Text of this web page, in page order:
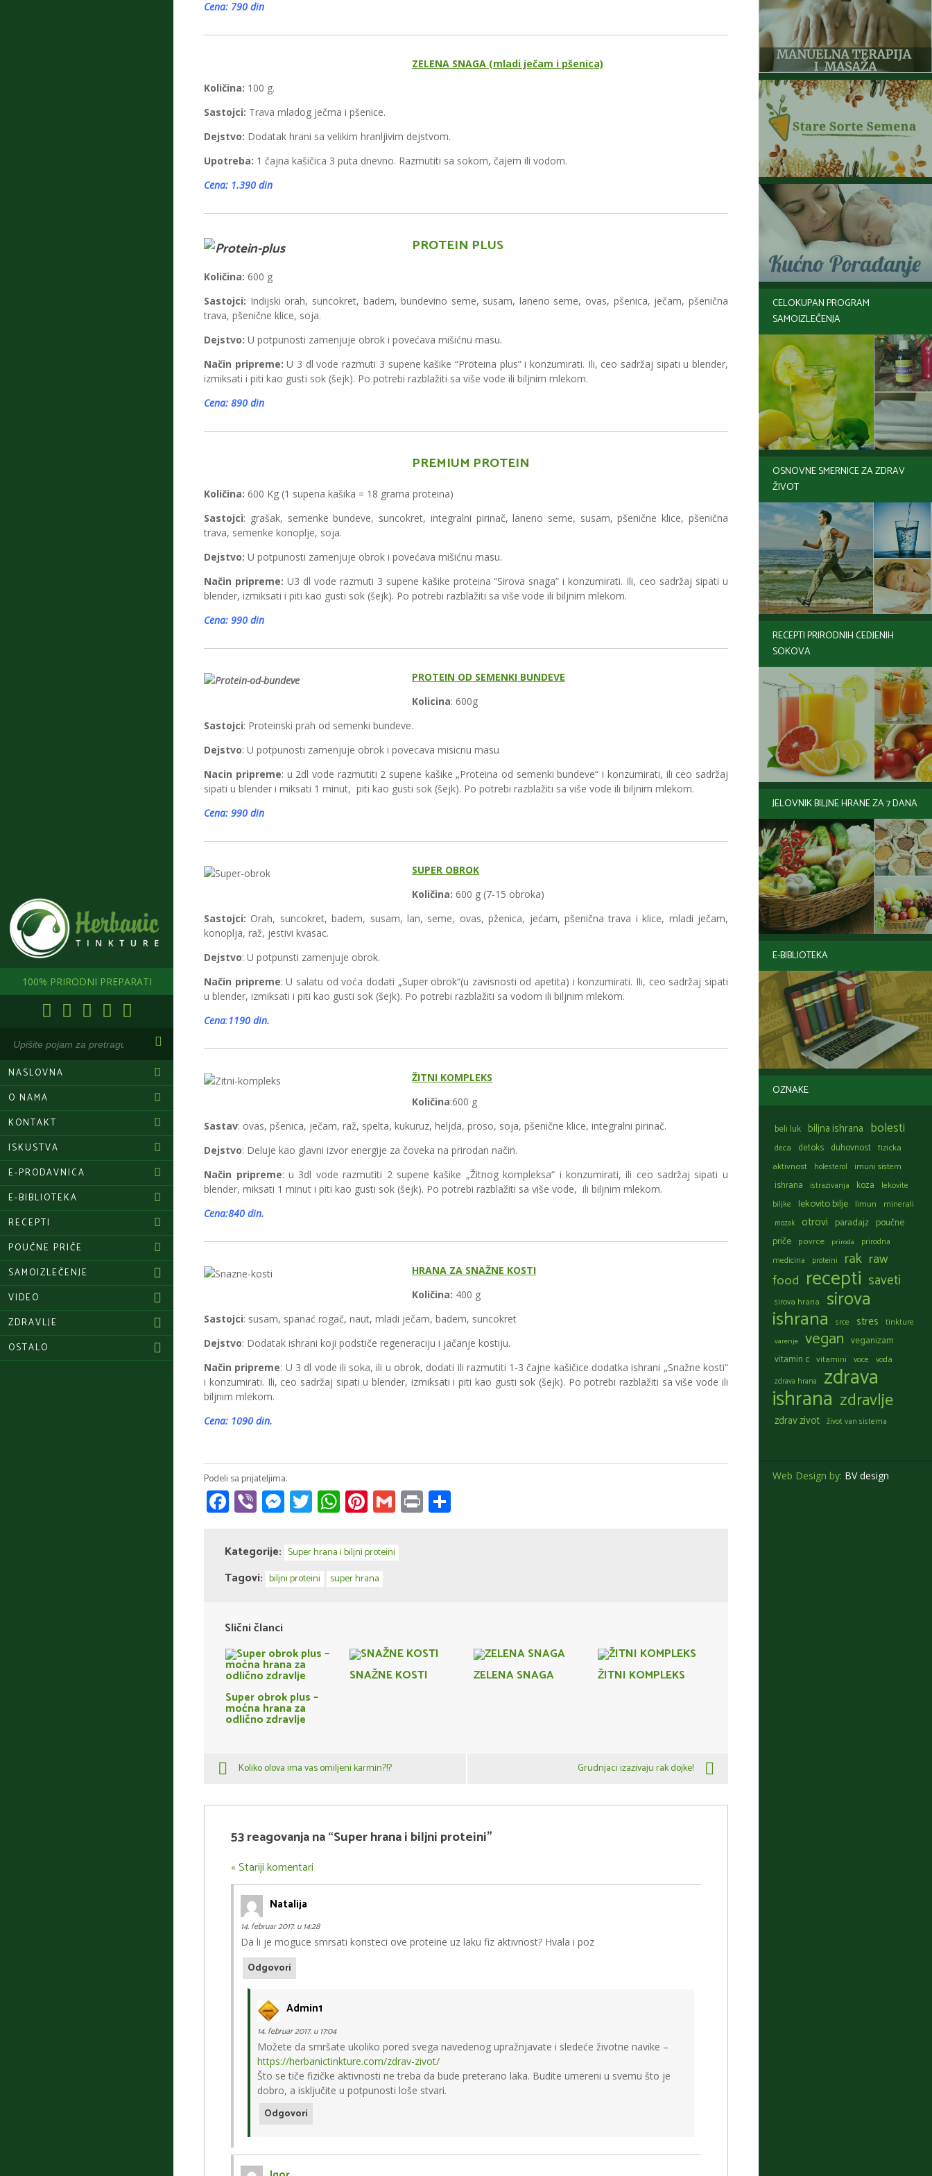
100% PRIRODNI PREPARATI
NASLOVNA
O NAMA
KONTAKT
ISKUSTVA
E-PRODAVNICA
E-BIBLIOTEKA
RECEPTI
POUČNE PRIČE
SAMOIZLEČENJE
VIDEO
ZDRAVLJE
OSTALO
CELOKUPAN PROGRAM
SAMOIZLEČENJA
OSNOVNE SMERNICE ZA ZDRAV
ŽIVOT
RECEPTI PRIRODNIH CEDJENIH
SOKOVA
JELOVNIK BILJNE HRANE ZA 7 DANA
E-BIBLIOTEKA
OZNAKE
beli luk biljna ishrana bolesti
deca detoks duhovnost fizicka
aktivnost holesterol imuni sistem
ishrana istrazivanja koza
lekovite
biljke
lekovito bilje limun minerali
mozak otrovi paradajz poučne
priče povrce priroda
prirodna
medicina
proteini rak raw
food recepti saveti
sirova hrana sirova
ishrana srce stres tinkture
varenje vegan veganizam
vitamin c vitamini voce voda
zdrava hrana zdrava
ishrana zdravlje
zdrav zivot život van sistema
Web Design by: BV design
Cena: 790 din
ZELENA SNAGA (mladi ječam i pšenica)
Količina: 100 g.
Sastojci: Trava mladog ječma i pšenice.
Dejstvo: Dodatak hrani sa velikim hranljivim dejstvom.
Upotreba: 1 čajna kašičica 3 puta dnevno. Razmutiti sa sokom, čajem ili vodom.
Cena: 1.390 din
PROTEIN PLUS
Količina: 600 g
Sastojci: Indijski orah, suncokret, badem, bundevino seme, susam, laneno seme, ovas, pšenica, ječam, pšenična
trava, pšenične klice, soja.
Dejstvo: U potpunosti zamenjuje obrok i povećava mišićnu masu.
Način pripreme: U 3 dl vode razmuti 3 supene kašike “Proteina plus” i konzumirati. Ili, ceo sadržaj sipati u blender,
izmiksati i piti kao gusti sok (šejk). Po potrebi razblažiti sa više vode ili biljnim mlekom.
Cena: 890 din
PREMIUM PROTEIN
Količina: 600 Kg (1 supena kašika = 18 grama proteina)
Sastojci: grašak, semenke bundeve, suncokret, integralni pirinač, laneno seme, susam, pšenične klice, pšenična
trava, semenke konoplje, soja.
Dejstvo: U potpunosti zamenjuje obrok i povećava mišićnu masu.
Način pripreme: U3 dl vode razmuti 3 supene kašike proteina “Sirova snaga” i konzumirati. Ili, ceo sadržaj sipati u
blender, izmiksati i piti kao gusti sok (šejk). Po potrebi razblažiti sa više vode ili biljnim mlekom.
Cena: 990 din
PROTEIN OD SEMENKI BUNDEVE
Kolicina: 600g
Sastojci: Proteinski prah od semenki bundeve.
Dejstvo: U potpunosti zamenjuje obrok i povecava misicnu masu
Nacin pripreme: u 2dl vode razmutiti 2 supene kašike „Proteina od semenki bundeve“ i konzumirati, ili ceo sadržaj
sipati u blender i miksati 1 minut, piti kao gusti sok (šejk). Po potrebi razblažiti sa više vode ili biljnim mlekom.
Cena: 990 din
SUPER OBROK
Količina: 600 g (7-15 obroka)
Sastojci: Orah, suncokret, badem, susam, lan, seme, ovas, pženica, jećam, pšenična trava i klice, mladi ječam,
konoplja, raž, jestivi kvasac.
Dejstvo: U potpunsti zamenjuje obrok.
Način pripreme: U salatu od voća dodati „Super obrok“(u zavisnosti od apetita) i konzumirati. Ili, ceo sadržaj sipati
u blender, izmiksati i piti kao gusti sok (šejk). Po potrebi razblažiti sa vodom ili biljnim mlekom.
Cena:1190 din.
ŽITNI KOMPLEKS
Količina:600 g
Sastav: ovas, pšenica, ječam, raž, spelta, kukuruz, heljda, proso, soja, pšenične klice, integralni pirinač.
Dejstvo: Deluje kao glavni izvor energije za čoveka na prirodan način.
Način pripreme: u 3dl vode razmutiti 2 supene kašike „Žitnog kompleksa“ i konzumirati, ili ceo sadržaj sipati u
blender, miksati 1 minut i piti kao gusti sok (šejk). Po potrebi razblažiti sa više vode, ili biljnim mlekom.
Cena:840 din.
HRANA ZA SNAŽNE KOSTI
Količina: 400 g
Sastojci: susam, spanać rogač, naut, mladi ječam, badem, suncokret
Dejstvo: Dodatak ishrani koji podstiče regeneraciju i jačanje kostiju.
Način pripreme: U 3 dl vode ili soka, ili u obrok, dodati ili razmutiti 1-3 čajne kašičice dodatka ishrani „Snažne kosti“
i konzumirati. Ili, ceo sadržaj sipati u blender, izmiksati i piti kao gusti sok (šejk). Po potrebi razblažiti sa više vode ili
biljnim mlekom.
Cena: 1090 din.
Facebook
ViberMessenger
Twitter
WhatsApp
Pinterest
Gmail
Print
Kategorije: Super hrana i biljni proteini
Tagovi: biljni proteini super hrana
Slični članci
Super obrok plus –
moćna hrana za
odlično zdravlje
SNAŽNE KOSTI ZELENA SNAGA ŽITNI KOMPLEKS
Koliko olova ima vas omiljeni karmin?!? Grudnjaci izazivaju rak dojke!
53 reagovanja na “Super hrana i biljni proteini”
« Stariji komentari
Natalija
14. februar 2017. u 14:28
Da li je moguce smrsati koristeci ove proteine uz laku fiz aktivnost? Hvala i poz
Odgovori
Admin1
14. februar 2017. u 17:04
Možete da smršate ukoliko pored svega navedenog upražnjavate i sledeće životne navike –
https://herbanictinkture.com/zdrav-zivot/
Što se tiče fizičke aktivnosti ne treba da bude preterano laka. Budite umereni u svemu što je
dobro, a isključite u potpunosti loše stvari.
Odgovori